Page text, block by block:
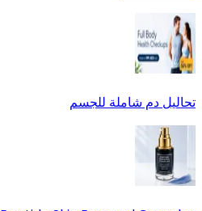
تحاليل دم شاملة للجسم